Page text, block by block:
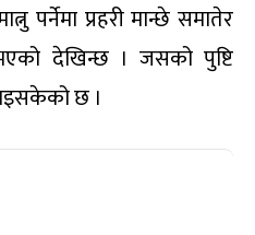
पर्नेमा प्रहरी मान्छे समातेर
भएको देखिन्छ । जसको पुष्टि
छ ।